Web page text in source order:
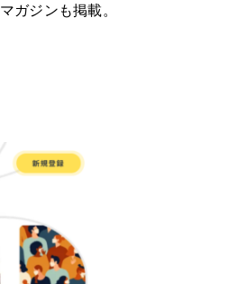
ガジンも掲載。